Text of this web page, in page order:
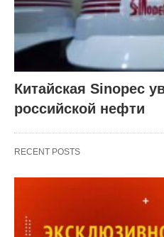
Китайская Sinopec
российской нефти
RECENT POSTS